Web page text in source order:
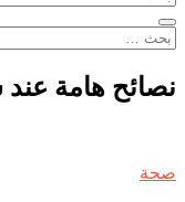
البحث
نصائح هامة
صحة